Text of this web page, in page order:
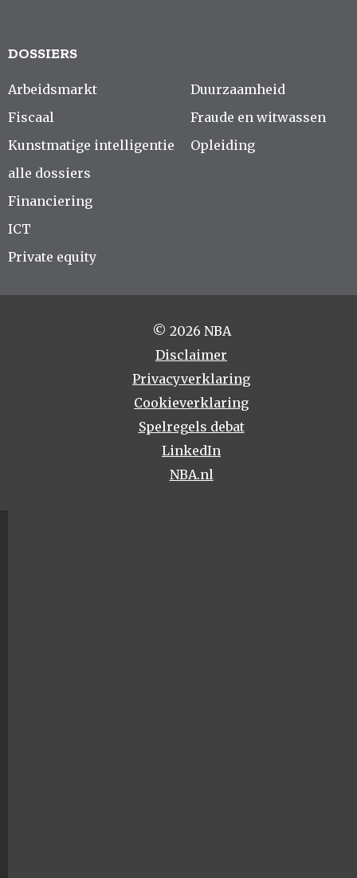
DOSSIERS
Arbeidsmarkt
Fiscaal
Kunstmatige intelligentie
alle dossiers
Duurzaamheid
Fraude en witwassen
Opleiding
Financiering
ICT
Private equity
© 2026 NBA
Disclaimer
Privacyverklaring
Cookieverklaring
Spelregels debat
LinkedIn
NBA.nl